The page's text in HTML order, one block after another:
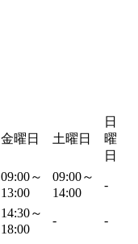
金曜日 土曜日
日
曜
日
09:00～
13:00
09:00～
14:00
-
14:30～
18:00
- -